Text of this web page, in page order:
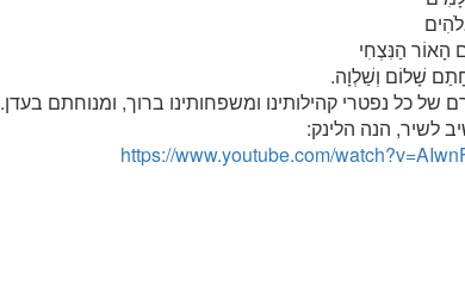
הָאוֹר הַנִּצְחִי
שָׁלוֹם וְשַׁלְוָה.
של כל נפטרי קהילותינו ומשפחותינו ברוך, ומנוחתם בעדן.
לשיר, הנה הלינק:
https://www.youtube.com/